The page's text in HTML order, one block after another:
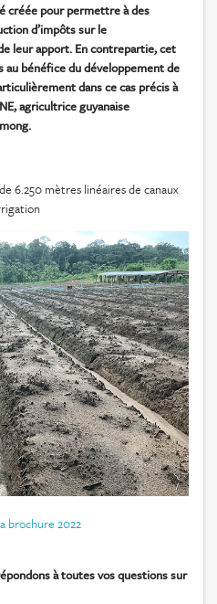
créée pour permettre à des
d’impôts sur le
leur apport. En contrepartie, cet
bénéfice du développement de
dans ce cas précis à
agricultrice guyanaise
6.250 mètres linéaires de canaux
brochure 2022
à toutes vos questions sur